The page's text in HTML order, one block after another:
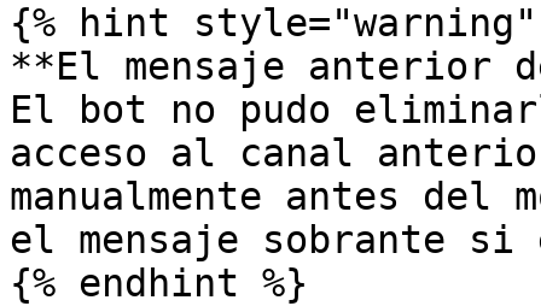
{% hint style="warning"
**El mensaje anterior
El bot no pudo
acceso al canal
manualmente antes del
el mensaje sobrante si
{% endhint %}